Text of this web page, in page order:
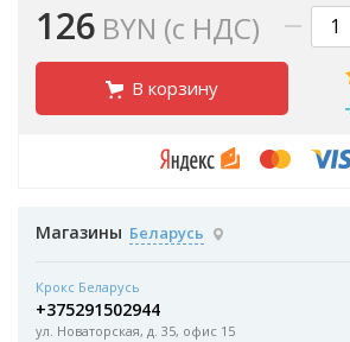
126 BYN (с НДС)
В корзину
Магазины Беларусь
Крокс Беларусь
+375291502944
ул. Новаторская, д. 35, офис 15